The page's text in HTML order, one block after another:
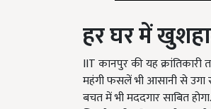
हर घर में
IIT कानपुर की यह
महंगी फसलें भी आसानी से उगा
बचत में भी मददगार साबित
लिए बेहतरीन विकल्प हो सकती